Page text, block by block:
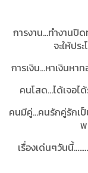
การงาน...ทำงานปิ
จะให้ปร
การเงิน...หาเงินห
คนโสด...ได้เจอ
คนมีคู่...คนรักคู่รักเ
เรื่องเด่นๆวันนี้